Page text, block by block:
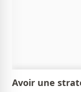
Avoir une